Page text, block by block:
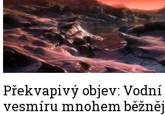
Překvapivý objev: Vodní
vesmíru mnohem